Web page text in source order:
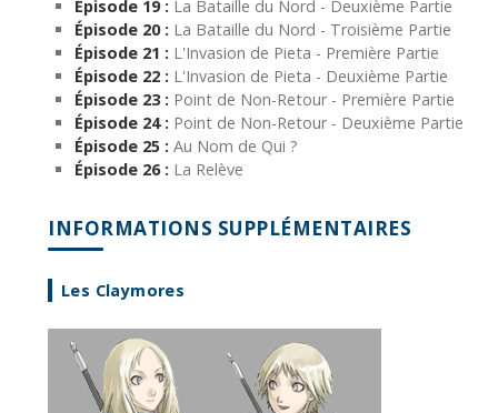
Épisode 19 : La Bataille du Nord - Deuxième Partie
Épisode 20 : La Bataille du Nord - Troisième Partie
Épisode 21 : L'Invasion de Pieta - Première Partie
Épisode 22 : L'Invasion de Pieta - Deuxième Partie
Épisode 23 : Point de Non-Retour - Première Partie
Épisode 24 : Point de Non-Retour - Deuxième Partie
Épisode 25 : Au Nom de Qui ?
Épisode 26 : La Relève
INFORMATIONS SUPPLÉMENTAIRES
Les Claymores